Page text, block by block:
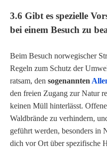
3.6 Gibt es spezielle
bei einem Besuch zu
Beim Besuch norwegischer
Regeln zum Schutz der
ratsam, den sogenannten
den freien Zugang zur Natur
keinen Müll hinterlässt.
Waldbrände zu verhindern,
geführt werden, besonders in
dich vor Ort über spezifische